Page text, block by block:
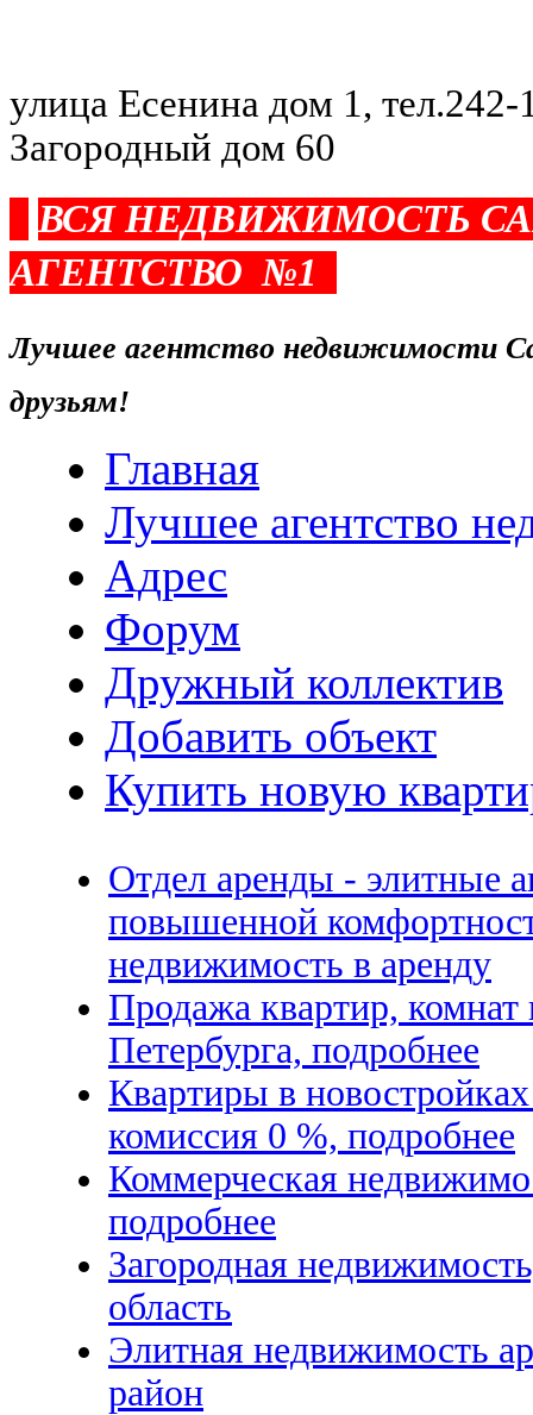
улица Есенина дом 1,
Загородный дом 60
ВСЯ НЕДВИЖИМОСТЬ
АГЕНТСТВО №1
Лучшее агентство недвижимости
друзьям!
Главная
Лучшее агентство
Адрес
Форум
Дружный коллектив
Добавить объект
Купить новую
Отдел аренды - элитные
повышенной
недвижимость в аренду
Продажа квартир,
Петербурга, подробнее
Квартиры в
комиссия 0 %, подробнее
Коммерческая
подробнее
Загородная
область
Элитная недвижимость
район